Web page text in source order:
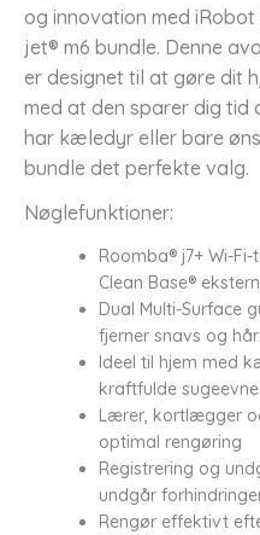
og innovation med
jet® m6 bundle. Denne
er designet til at gøre dit
med at den sparer dig tid
har kæledyr eller bare
bundle det perfekte valg.
Nøglefunktioner:
Roomba® j7+ Wi-
Clean Base®
Dual Multi-Surface
fjerner snavs og hår
Ideel til hjem med
kraftfulde sugeevne
Lærer, kortlægger
optimal rengøring
Registrering og
undgår
Rengør effektivt